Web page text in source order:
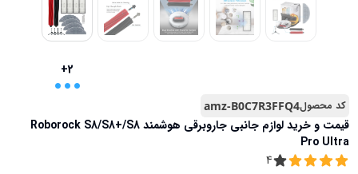
+2
...
کد محصولamz-B0C7R3FFQ4
قیمت و خرید
لوازم جانبی جاروبرقی هوشمند Roborock S8/S8+/S8
Pro Ultra
4